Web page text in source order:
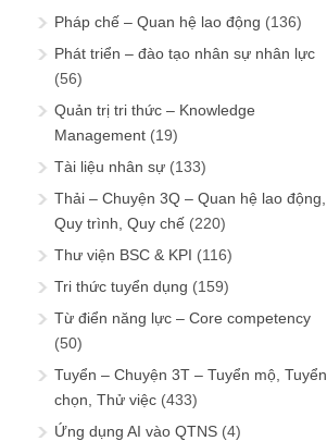
Pháp chế – Quan hệ lao động (136)
Phát triển – đào tạo nhân sự nhân lực
(56)
Quản trị tri thức – Knowledge
Management (19)
Tài liệu nhân sự (133)
Thải – Chuyện 3Q – Quan hệ lao động,
Quy trình, Quy chế (220)
Thư viện BSC & KPI (116)
Tri thức tuyển dụng (159)
Từ điển năng lực – Core competency
(50)
Tuyển – Chuyện 3T – Tuyển mộ, Tuyển
chọn, Thử việc (433)
Ứng dụng AI vào QTNS (4)